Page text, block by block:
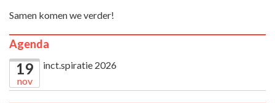
Samen komen we verder!
Agenda
19
nov
inct.spiratie 2026